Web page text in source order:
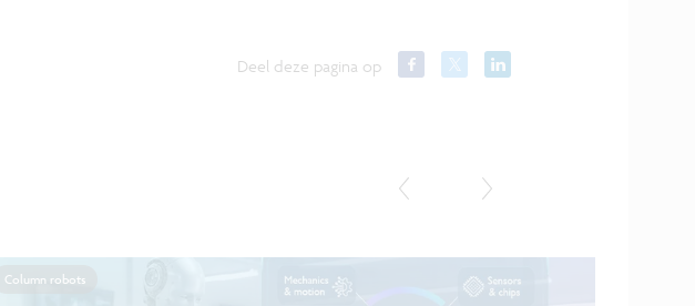
Deel deze pagina op
Column robots